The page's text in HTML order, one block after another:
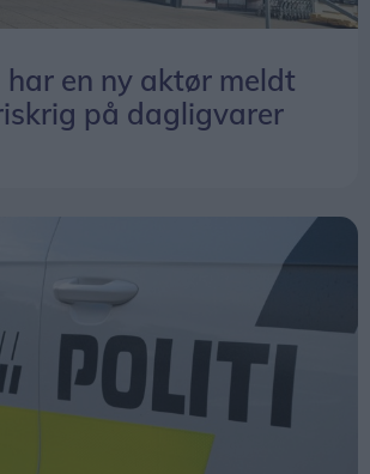
har en ny aktør meldt
på dagligvarer